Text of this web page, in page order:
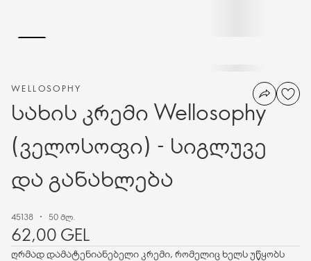
WELLOSOPHY
სახის კრემი Wellosophy
(ველოსოფი) - სიგლუვე
და განახლება
45138 50 მლ.
62,00 GEL
ღრმად დამატენიანებელი კრემი, რომელიც ხელს უწყობს